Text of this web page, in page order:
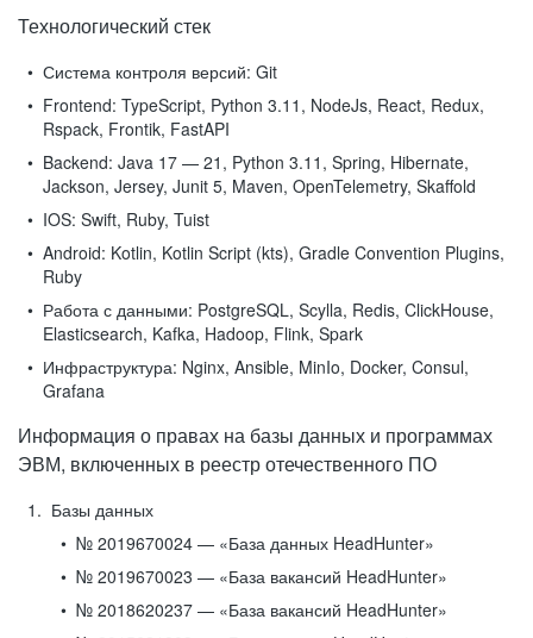
Технологический стек
Система контроля версий: Git
Frontend: TypeScript, Python 3.11, NodeJs, React, Redux,
Rspack, Frontik, FastAPI
Backend: Java 17 — 21, Python 3.11, Spring, Hibernate,
Jackson, Jersey, Junit 5, Maven, OpenTelemetry, Skaffold
IOS: Swift, Ruby, Tuist
Android: Kotlin, Kotlin Script (kts), Gradle Convention Plugins,
Ruby
Работа с данными: PostgreSQL, Scylla, Redis, ClickHouse,
Elasticsearch, Kafka, Hadoop, Flink, Spark
Инфраструктура: Nginx, Ansible, MinIo, Docker, Consul,
Grafana
Информация о правах на базы данных и программах
ЭВМ, включенных в реестр отечественного ПО
Базы данных
№ 2019670024 — «База данных HeadHunter»
№ 2019670023 — «База вакансий HeadHunter»
№ 2018620237 — «База вакансий HeadHunter»